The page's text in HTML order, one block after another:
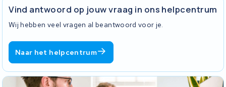
Vind antwoord op jouw vraag in ons helpcentrum
Wij hebben veel vragen al beantwoord voor je.
Naar het helpcentrum